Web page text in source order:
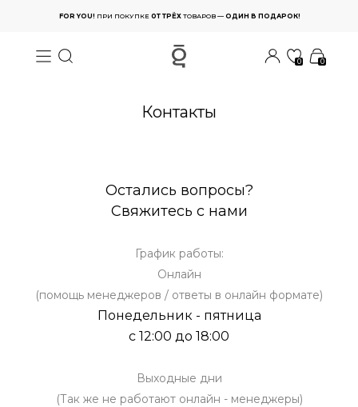
FOR YOU! ПРИ ПОКУПКЕ 0Т ТРЁХТОВАРОВ — ОДИН В ПОДАРОК!
0 0
Контакты
Остались вопросы?
Свяжитесь с нами
График работы:
Онлайн
(помощь менеджеров / ответы в онлайн формате)
Понедельник - пятница
с 12:00 до 18:00
Выходные дни
(Так же не работают онлайн - менеджеры)